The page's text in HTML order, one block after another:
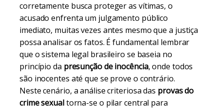
corretamente busca proteger as vítimas, o
acusado enfrenta um julgamento público
imediato, muitas vezes antes mesmo que a justiça
possa analisar os fatos. É fundamental lembrar
que o sistema legal brasileiro se baseia no
princípio da presunção de inocência, onde todos
são inocentes até que se prove o contrário.
Neste cenário, a análise criteriosa das provas do
crime sexualtorna-se o pilar central para